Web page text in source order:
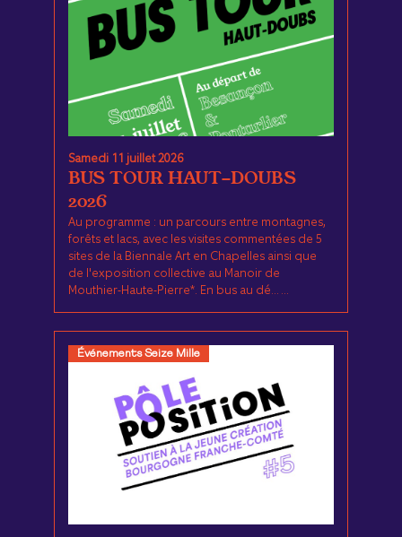
Samedi 11 juillet 2026
BUS TOUR HAUT-DOUBS
2026
Au programme : un parcours entre montagnes,
forêts et lacs, avec les visites commentées de 5
sites de la Biennale Art en Chapelles ainsi que
de l'exposition collective au Manoir de
Mouthier-Haute-Pierre*. En bus au dé... ...
Événements Seize Mille